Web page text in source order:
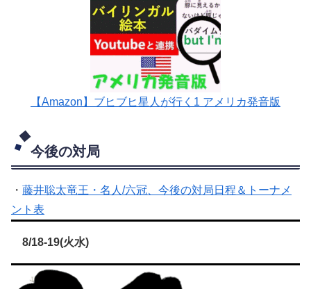
【Amazon】ブヒブヒ星人が行く1 アメリカ発音版
今後の対局
・ 藤井聡太竜王・名人/六冠、今後の対局日程＆トーナメ
ント表
8/18-19(火水)